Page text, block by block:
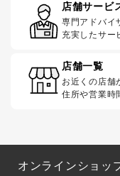
店舗サービ
専門アドバイ
充実したサー
店舗一覧
お近くの店舗
住所や営業時
オンラインショッ